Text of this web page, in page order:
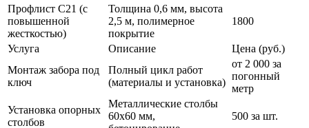
Профлист С21 (с
повышенной
жесткостью)
Толщина 0,6 мм, высота
2,5 м, полимерное
покрытие
1800
Услуга Описание
Цена (руб.)
Монтаж забора под
ключ
Полный цикл работ
(материалы и установка)
от 2 000 за
погонный
метр
Установка опорных
столбов
Металлические столбы
60х60 мм,
500 за шт.